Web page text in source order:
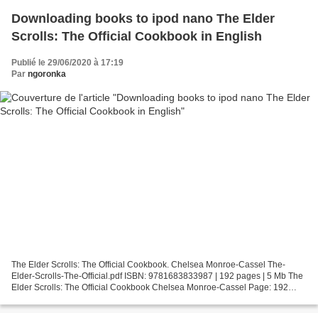
Downloading books to ipod nano The Elder
Scrolls: The Official Cookbook in English
Publié le 29/06/2020 à 17:19
Par ngoronka
The Elder Scrolls: The Official Cookbook. Chelsea Monroe-Cassel The-
Elder-Scrolls-The-Official.pdf ISBN: 9781683833987 | 192 pages | 5 Mb The
Elder Scrolls: The Official Cookbook Chelsea Monroe-Cassel Page: 192